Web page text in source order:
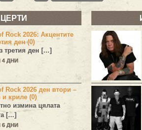
Rock 2026: Акцентите
ден (0)
третия ден […]
4 ДНИ
Rock 2026 ден втори –
и криле (0)
измина цялата
[…]
6 ДНИ